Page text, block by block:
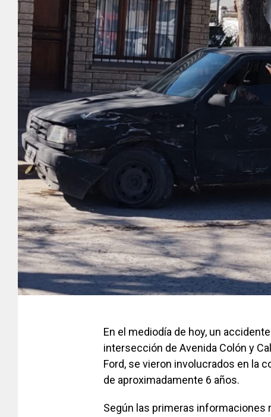
En el mediodía de hoy, un
intersección de Avenida Colón y
Ford, se vieron involucrados en la
de aproximadamente 6 años.
Según las primeras informaciones